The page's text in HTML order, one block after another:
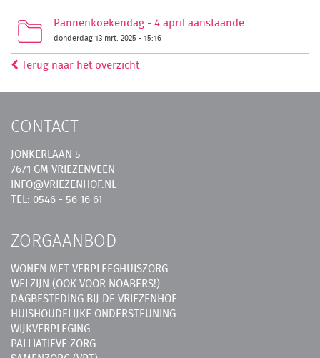
Pannenkoekendag - 4 april aanstaande
donderdag 13 mrt. 2025 - 15:16
Terug naar het overzicht
CONTACT
JONKERLAAN 5
7671 GM VRIEZENVEEN
INFO@VRIEZENHOF.NL
TEL: 0546 - 56 16 61
ZORGAANBOD
WONEN MET VERPLEEGHUISZORG
WELZIJN (OOK VOOR NOABERS!)
DAGBESTEDING BIJ DE VRIEZENHOF
HUISHOUDELIJKE ONDERSTEUNING
WIJKVERPLEGING
PALLIATIEVE ZORG